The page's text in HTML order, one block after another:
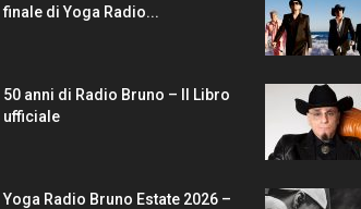
finale di Yoga Radio...
50 anni di Radio Bruno – Il Libro
ufficiale
Yoga Radio Bruno Estate 2026 –